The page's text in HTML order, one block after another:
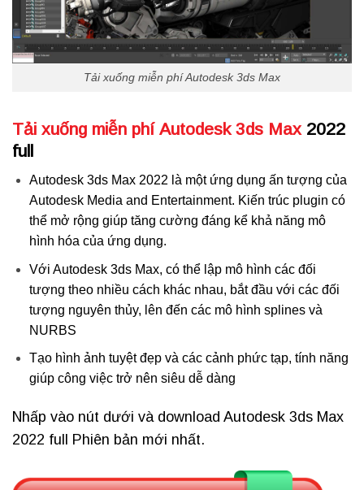
Tải xuống miễn phí Autodesk 3ds Max
Tải xuống miễn phí Autodesk 3ds Max 2022
full
Autodesk 3ds Max 2022 là một ứng dụng ấn tượng của
Autodesk Media and Entertainment. Kiến trúc plugin có
thể mở rộng giúp tăng cường đáng kể khả năng mô
hình hóa của ứng dụng.
Với Autodesk 3ds Max, có thể lập mô hình các đối
tượng theo nhiều cách khác nhau, bắt đầu với các đối
tượng nguyên thủy, lên đến các mô hình splines và
NURBS
Tạo hình ảnh tuyệt đẹp và các cảnh phức tạp, tính năng
giúp công việc trở nên siêu dễ dàng
Nhấp vào nút dưới và download Autodesk 3ds Max
2022 full Phiên bản mới nhất.